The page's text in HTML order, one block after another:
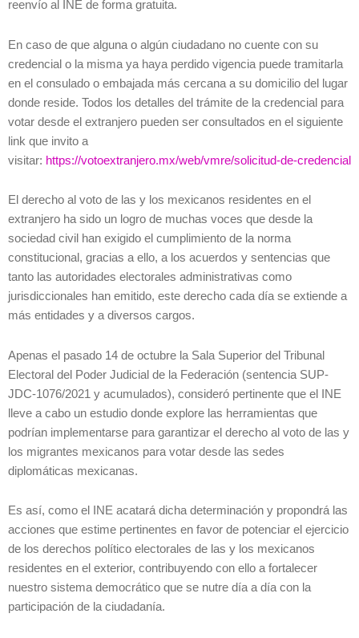
reenvío al INE de forma gratuita.
En caso de que alguna o algún ciudadano no cuente con su
credencial o la misma ya haya perdido vigencia puede tramitarla
en el consulado o embajada más cercana a su domicilio del lugar
donde reside. Todos los detalles del trámite de la credencial para
votar desde el extranjero pueden ser consultados en el siguiente
link que invito a
visitar: https://votoextranjero.mx/web/vmre/solicitud-de-credencial
El derecho al voto de las y los mexicanos residentes en el
extranjero ha sido un logro de muchas voces que desde la
sociedad civil han exigido el cumplimiento de la norma
constitucional, gracias a ello, a los acuerdos y sentencias que
tanto las autoridades electorales administrativas como
jurisdiccionales han emitido, este derecho cada día se extiende a
más entidades y a diversos cargos.
Apenas el pasado 14 de octubre la Sala Superior del Tribunal
Electoral del Poder Judicial de la Federación (sentencia SUP-
JDC-1076/2021 y acumulados), consideró pertinente que el INE
lleve a cabo un estudio donde explore las herramientas que
podrían implementarse para garantizar el derecho al voto de las y
los migrantes mexicanos para votar desde las sedes
diplomáticas mexicanas.
Es así, como el INE acatará dicha determinación y propondrá las
acciones que estime pertinentes en favor de potenciar el ejercicio
de los derechos político electorales de las y los mexicanos
residentes en el exterior, contribuyendo con ello a fortalecer
nuestro sistema democrático que se nutre día a día con la
participación de la ciudadanía.